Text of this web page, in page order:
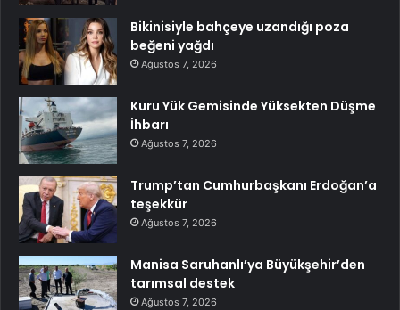
Bikinisiyle bahçeye uzandığı poza
beğeni yağdı
Ağustos 7, 2026
Kuru Yük Gemisinde Yüksekten Düşme
İhbarı
Ağustos 7, 2026
Trump’tan Cumhurbaşkanı Erdoğan’a
teşekkür
Ağustos 7, 2026
Manisa Saruhanlı’ya Büyükşehir’den
tarımsal destek
Ağustos 7, 2026